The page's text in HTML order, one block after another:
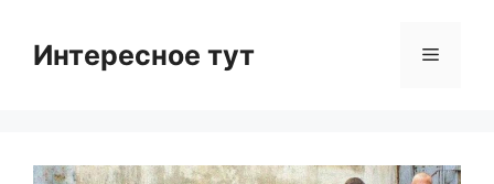
contentИнтересное тут Menu